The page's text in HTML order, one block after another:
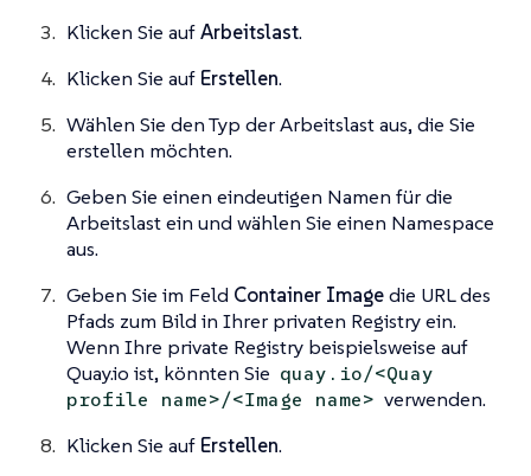
Klicken Sie aufArbeitslast.
Klicken Sie auf Erstellen.
Wählen Sie den Typ der Arbeitslast aus, die Sie
erstellen möchten.
Geben Sie einen eindeutigen Namen für die
Arbeitslast ein und wählen Sie einen Namespace
aus.
Geben Sie im Feld Container Imagedie URL des
Pfads zum Bild in Ihrer privaten Registry ein.
Wenn Ihre private Registry beispielsweise auf
Quay.io ist, könnten Sie quay.io/<Quay
profile name>/<Image name> verwenden.
Klicken Sie auf Erstellen.